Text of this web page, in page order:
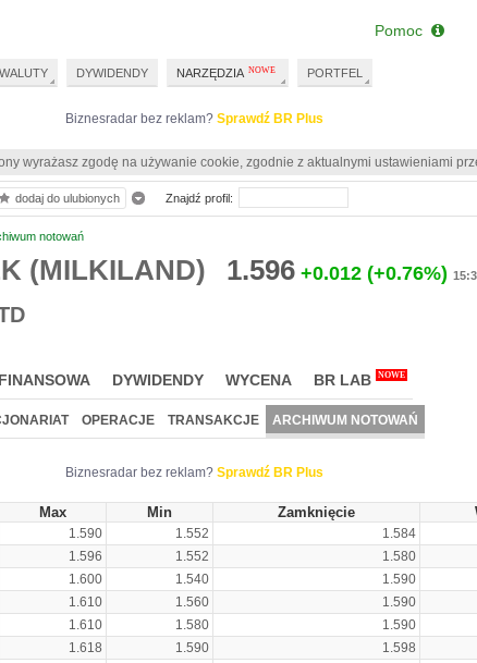
Biznesradar bez reklam? Sprawdź BR Plus
wyrażasz zgodę na używanie cookie, zgodnie z aktualnymi ustawieniami
notowań
(MILKILAND) 1.596 +0.012 (+0.76%)
DYWIDENDY WYCENA BR LAB NOWE
OPERACJE TRANSAKCJE ARCHIWUM NOTOWAŃ
Biznesradar bez reklam? Sprawdź BR Plus
Max Min Zamknięcie
1.590 1.552 1.584
1.596 1.552 1.580
1.600 1.540 1.590
1.610 1.560 1.590
1.610 1.580 1.590
1.618 1.590 1.598
dodaj do ulubionych Znajdź profil:
WALUTY DYWIDENDY NARZĘDZIA PORTFEL
Pomoc